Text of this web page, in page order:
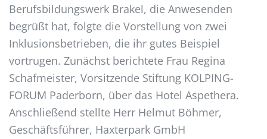
Berufsbildungswerk Brakel, die Anwesenden
begrüßt hat, folgte die Vorstellung von zwei
Inklusionsbetrieben, die ihr gutes Beispiel
vortrugen. Zunächst berichtete Frau Regina
Schafmeister, Vorsitzende Stiftung KOLPING-
FORUM Paderborn, über das Hotel Aspethera.
Anschließend stellte Herr Helmut Böhmer,
Geschäftsführer, Haxterpark GmbH